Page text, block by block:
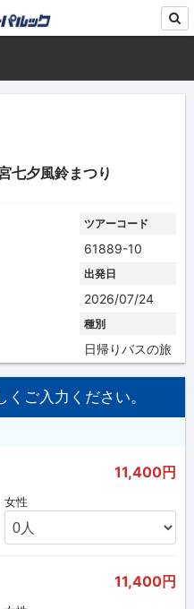
七夕風鈴まつり
ツアーコード
61889-10
出発日
2026/07/24
種別
日帰りバスの旅
ご入力ください。
11,400円
女性
11,400円